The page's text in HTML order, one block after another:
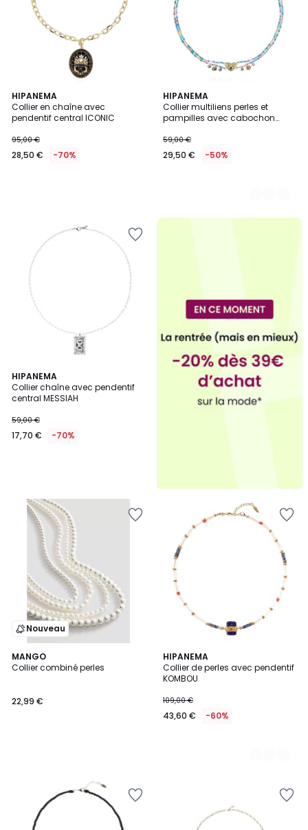
HIPANEMA
Collier en chaîne avec
pendentif central ICONIC
95,00 €
28,50 € -70%
HIPANEMA
Collier multiliens perles et
pampilles avec cabochon
59,00 €
29,50 € -50%
3
Couleurs
HIPANEMA
Collier chaîne avec pendentif
central MESSIAH
59,00 €
17,70 € -70%
Nouveau
MANGO
Collier combiné perles
22,99 €
HIPANEMA
Collier de perles avec pendentif
KOMBOU
109,00 €
43,60 € -60%
2
Couleurs